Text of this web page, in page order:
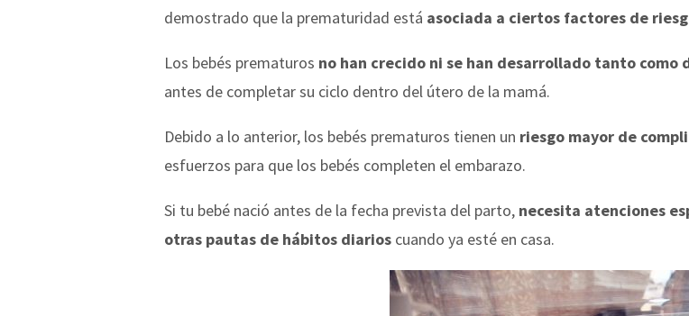
demostrado que la prematuridad está asociada a ciertos factores de
Los bebés prematuros no han crecido ni se han desarrollado tanto como
antes de completar su ciclo dentro del útero de la mamá.
Debido a lo anterior, los bebés prematuros tienen un riesgo mayor de
esfuerzos para que los bebés completen el embarazo.
Si tu bebé nació antes de la fecha prevista del parto, necesita atenciones
otras pautas de hábitos diarios cuando ya esté en casa.